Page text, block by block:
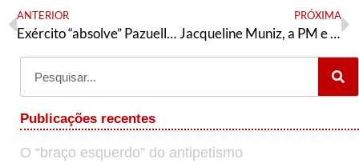
ANTERIOR
Exército “absolve” Pazuello, e general do genocídio permanece na ativa
PRÓXIMA
Jacqueline Muniz, a PM e a cloroquina
Publicações recentes
O “braço esquerdo” do antipetismo